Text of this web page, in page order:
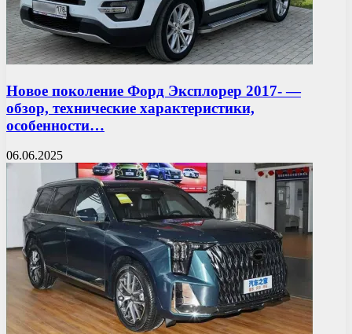
Новое поколение Форд Эксплорер 2017- —
обзор, технические характеристики,
особенности…
06.06.2025